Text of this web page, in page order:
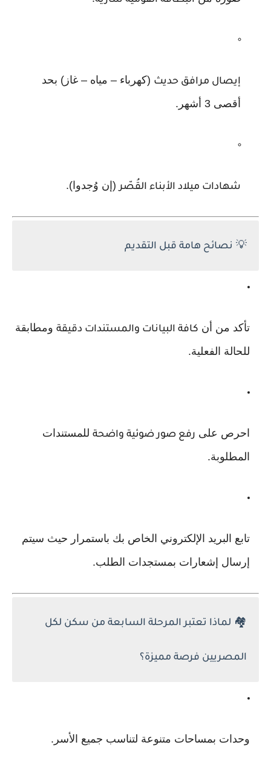
إيصال مرافق حديث (كهرباء – مياه – غاز) بحد
أقصى 3 أشهر.
شهادات ميلاد الأبناء القُصّر (إن وُجدوا).
💡 نصائح هامة قبل التقديم
تأكد من أن كافة البيانات والمستندات دقيقة ومطابقة
للحالة الفعلية.
احرص على رفع صور ضوئية واضحة للمستندات
المطلوبة.
تابع البريد الإلكتروني الخاص بك باستمرار حيث سيتم
إرسال إشعارات بمستجدات الطلب.
🏘️ لماذا تعتبر المرحلة السابعة من سكن لكل
المصريين فرصة مميزة؟
وحدات بمساحات متنوعة لتناسب جميع الأسر.